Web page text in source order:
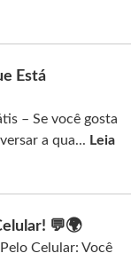
Está
– Se você gosta
a qua... Leia
💬🌍
Celular: Você